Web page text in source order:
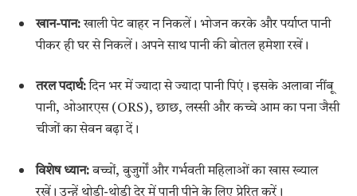
खान-पान:खाली पेट बाहर न निकलें। भोजन करके और पर्याप्त पानी
पीकर ही घर से निकलें। अपने साथ पानी की बोतल हमेशा रखें।
तरल पदार्थ:दिन भर में ज्यादा से ज्यादा पानी पिएं। इसके अलावा नींबू
पानी, ओआरएस (ORS), छाछ, लस्सी और कच्चे आम का पना जैसी
चीजों का सेवन बढ़ा दें।
विशेष ध्यान:बच्चों, बुजुर्गों और गर्भवती महिलाओं का खास ख्याल
रखें। उन्हें थोड़ी-थोड़ी देर में पानी पीने के लिए प्रेरित करें।